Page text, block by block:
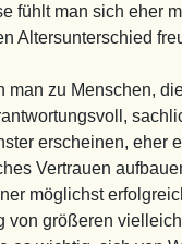
fühlt man sich eher
Altersunterschied
man zu Menschen,
erscheinen, eher
Vertrauen
möglichst
von größeren